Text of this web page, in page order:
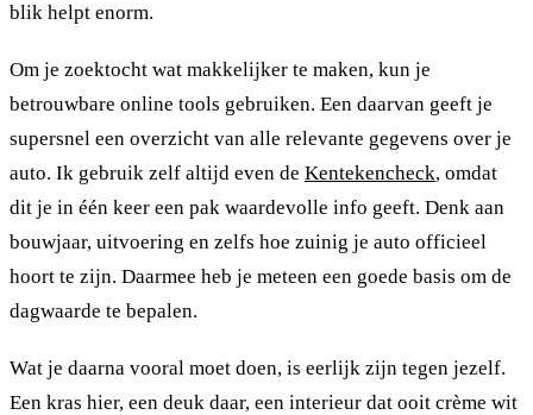
blik helpt enorm.
Om je zoektocht wat makkelijker te maken, kun je
betrouwbare online tools gebruiken. Een daarvan geeft je
supersnel een overzicht van alle relevante gegevens over je
auto. Ik gebruik zelf altijd even de Kentekencheck, omdat
dit je in één keer een pak waardevolle info geeft. Denk aan
bouwjaar, uitvoering en zelfs hoe zuinig je auto officieel
hoort te zijn. Daarmee heb je meteen een goede basis om de
dagwaarde te bepalen.
Wat je daarna vooral moet doen, is eerlijk zijn tegen jezelf.
Een kras hier, een deuk daar, een interieur dat ooit crème wit